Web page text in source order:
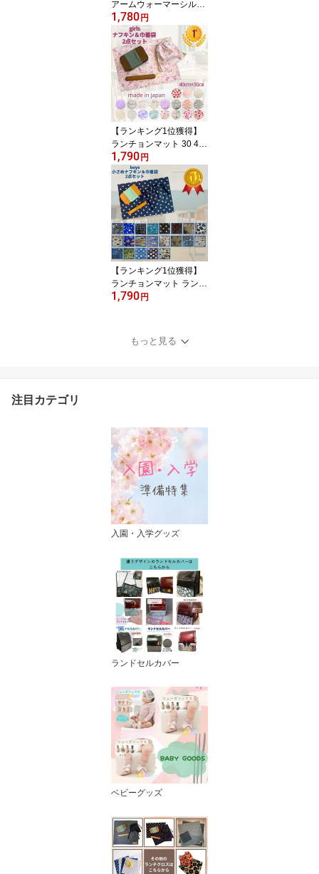
アームウォーマーシルク
コットン 日焼け対策 手
袋 指穴つき 肌荒れ ハン
ドウォーマー 手荒れ 冷
え取り スマホ 冷房対策
無地 シンプル ショート
就寝時 日本製 送料無料
1,780 円
【ランキング1位獲得】
ランチョンマット 30 40
給食袋 ランチョンマット
小学生 ランチクロス ナ
フキン 給食 ナフキン 巾
着袋 2点セット 女の子 可
愛い ユニコーン コスメ
人気 幼稚園 給食 ナフキ
ンセット ハンドメイド
日本製 送料無料
1,790 円
【ランキング1位獲得】
ランチョンマット ランチ
クロス 30 40 40cm 30cm
学生 人気 可愛い かっこ
いい 幼稚園 小学校 給食
1,790 円
もっと見る
注目カテゴリ
入園・入学グッズ
ランドセルカバー
ベビーグッズ